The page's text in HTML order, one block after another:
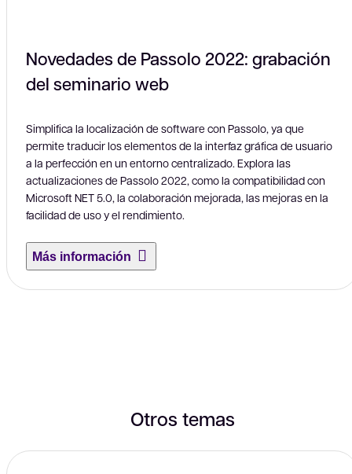
Novedades de Passolo 2022: grabación
del seminario web
Simplifica la localización de software con Passolo, ya que
permite traducir los elementos de la interfaz gráfica de usuario
a la perfección en un entorno centralizado. Explora las
actualizaciones de Passolo 2022, como la compatibilidad con
Microsoft NET 5.0, la colaboración mejorada, las mejoras en la
facilidad de uso y el rendimiento.
Más información
Otros temas